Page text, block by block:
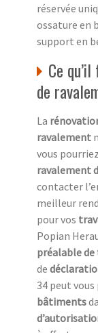
réservée
ossature en
support en
Ce
de
La
ravalement
vous
ravalement
contacter
meilleur
pour vos
Popian
préalable de
de
34 peut
bâtiments